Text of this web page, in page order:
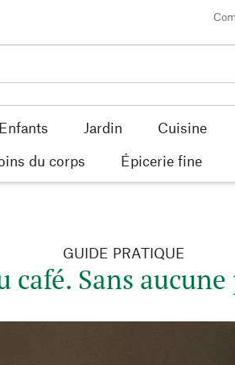
Enfants Jardin Cuisine
du corps Épicerie fine
GUIDE PRATIQUE
café. Sans